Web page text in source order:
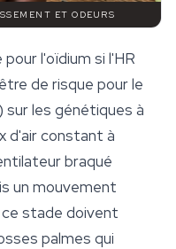
ET ODEURS
l'oïdium si l'HR
de risque pour le
les génétiques à
d'air constant à
braqué
un mouvement
stade doivent
palmes qui